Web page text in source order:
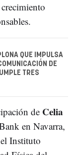
QUE IMPULSA
DE
TRES
de Celia
en Navarra,
Instituto